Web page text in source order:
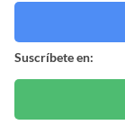
Suscríbete en: